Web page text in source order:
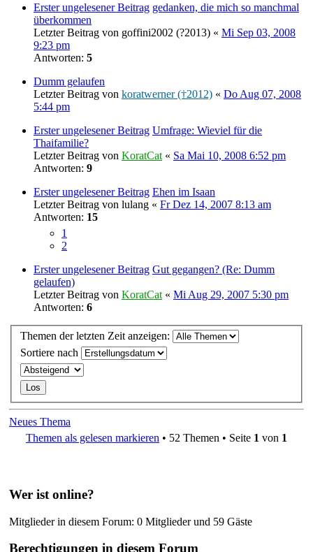
Erster ungelesener Beitrag gedanken, die mich so manchmal
überkommen
Letzter Beitrag von goffini2002 (?2013) « Mi Sep 03, 2008
9:23 pm
Antworten: 5
Dumm gelaufen
Letzter Beitrag von koratwerner (†2012) « Do Aug 07, 2008
5:44 pm
Erster ungelesener Beitrag Umfrage: Wieviel für die
Thaifamilie?
Letzter Beitrag von KoratCat « Sa Mai 10, 2008 6:52 pm
Antworten: 9
Erster ungelesener Beitrag Ehen im Isaan
Letzter Beitrag von lulang « Fr Dez 14, 2007 8:13 am
Antworten: 15
1
2
Erster ungelesener Beitrag Gut gegangen? (Re: Dumm
gelaufen)
Letzter Beitrag von KoratCat « Mi Aug 29, 2007 5:30 pm
Antworten: 6
Themen der letzten Zeit anzeigen:
Sortiere nach
Neues Thema
Themen als gelesen markieren • 52 Themen • Seite 1 von 1
Wer ist online?
Mitglieder in diesem Forum: 0 Mitglieder und 59 Gäste
Berechtigungen in diesem Forum